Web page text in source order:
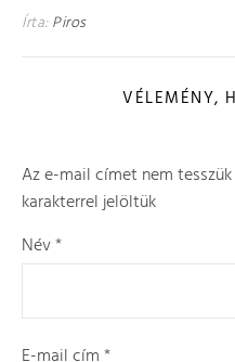
Írta:Piros
VÉLEMÉNY,
Az e-mail címet nem tesszük
karakterrel jelöltük
Név*